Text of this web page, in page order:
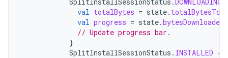
val totalBytes = state.
val progress = state.bytesDownloaded
// Update progress bar.
}
SplitInstallSessionStatus . INSTALLED ->